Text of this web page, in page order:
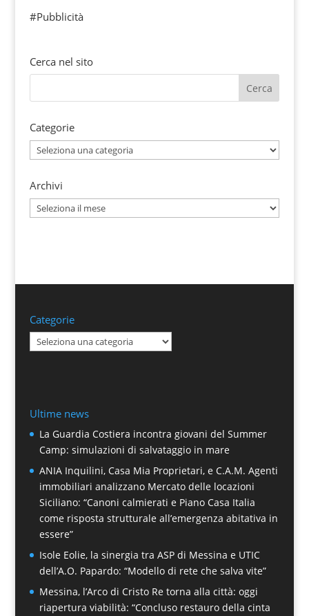
#Pubblicità
Cerca nel sito
Categorie
Categorie
Archivi
Archivi
Categorie
Categorie
Ultime news
La Guardia Costiera incontra giovani del Summer
Camp: simulazioni di salvataggio in mare
ANIA Inquilini, Casa Mia Proprietari, e C.A.M. Agenti
immobiliari analizzano Mercato delle locazioni
Siciliano: “Canoni calmierati e Piano Casa Italia
come risposta strutturale all’emergenza abitativa in
essere”
Isole Eolie, la sinergia tra ASP di Messina e UTIC
dell’A.O. Papardo: “Modello di rete che salva vite”
Messina, l’Arco di Cristo Re torna alla città: oggi
riapertura viabilità: “Concluso restauro della cinta